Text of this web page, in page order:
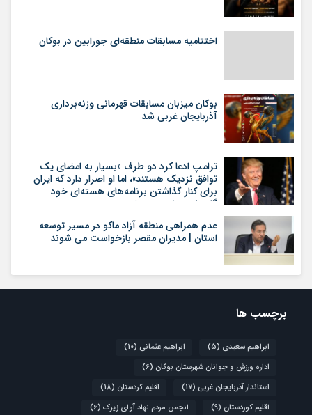
اختتامیه مسابقات منطقه‌ای جورابین در بوکان
بوکان میزبان مسابقات قهرمانی وزنه‌برداری
آذربایجان غربی شد
ترامپ ادعا کرد دو طرف «بسیار به امضای یک
توافق نزدیک هستند»، اما او اصرار دارد که ایران
برای کنار گذاشتن برنامه‌های هسته‌ای خود
گام‌های بیشتری بردارد
عدم همراهی منطقه آزاد ماکو در مسیر توسعه
استان | مدیران مقصر بازخواست می شوند
برچسب ها
ابراهیم سعیدی (5) ابراهیم عثمانی (10)
اداره ورزش و جوانان شهرستان بوکان (6)
استاندار آذربایجان غربی (17) اقلیم کردستان (18)
اقلیم کوردستان (9) انجمن مردم نهاد آوای زیرک (6)